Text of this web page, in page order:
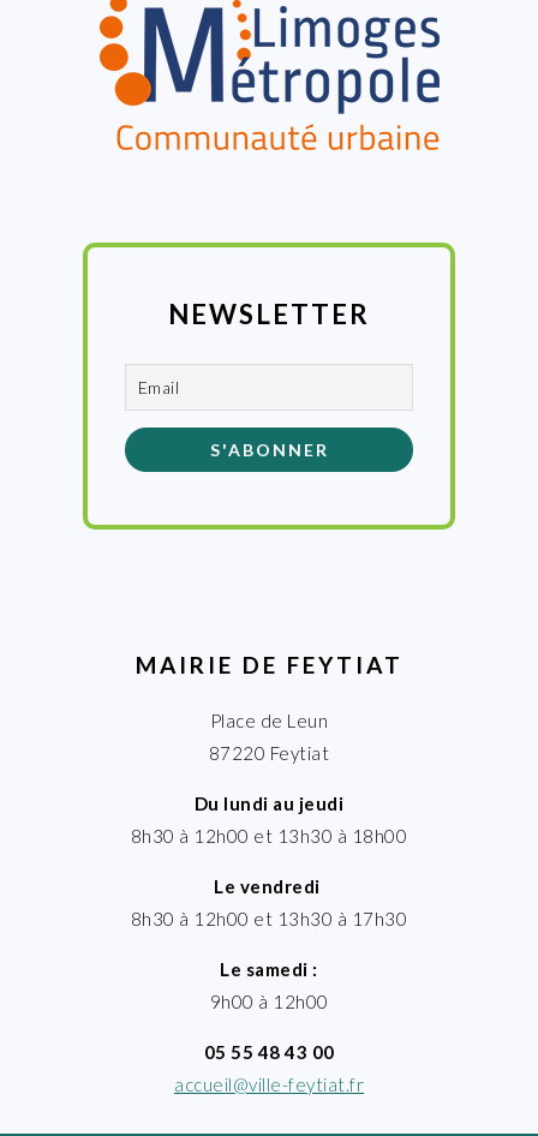
NEWSLETTER
MAIRIE DE FEYTIAT
Place de Leun
87220 Feytiat
Du lundi au jeudi
8h30 à 12h00 et 13h30 à 18h00
Le vendredi
8h30 à 12h00 et 13h30 à 17h30
Le samedi :
9h00 à 12h00
05 55 48 43 00
accueil@ville-feytiat.fr